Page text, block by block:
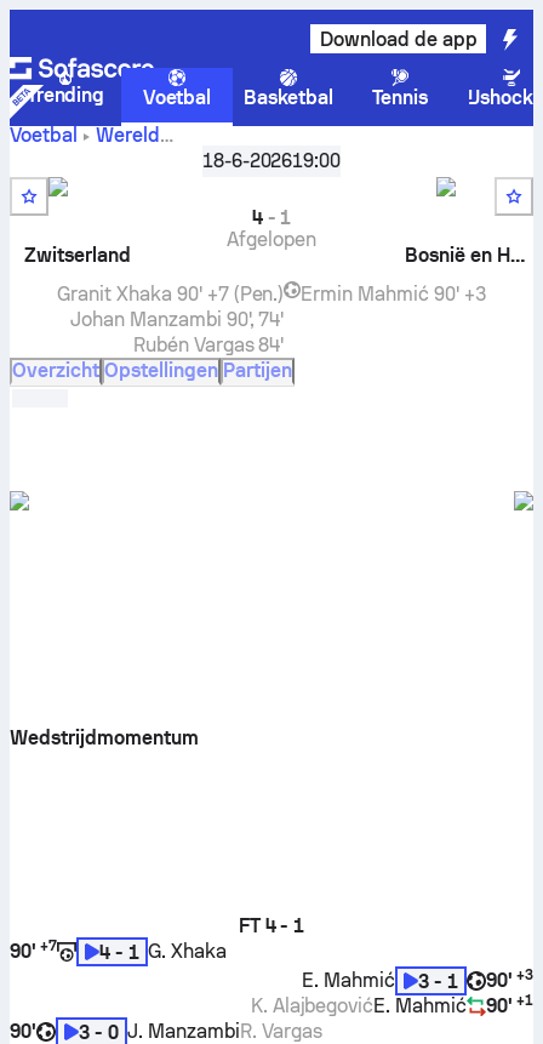
Download de app
Trending Voetbal Basketbal Tennis
Voetbal
Wereld
Wereldkampioenschap, Groep B,Ronde 2
tegenBosnië en Herzegovina
live score, onderlinge
resultaten, stand en voorspelling
18-6-202619:00
Zwitserland
4- 1
Afgelopen
Bosnië en Herzegovina
Granit Xhaka 90' +7 (Pen.)
Johan Manzambi 90', 74'
Rubén Vargas 84'
Ermin Mahmić 90' +3
Overzicht Opstellingen Partijen
Wedstrijdmomentum
FT 4 - 1
90' +7 4 - 1 G. Xhaka
90' +3
3 - 1
E. Mahmić
90' +1
E. Mahmić
K. Alajbegović
90'
3 - 0 J. ManzambiR. Vargas